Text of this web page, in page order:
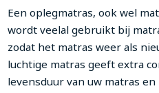
Een oplegmatras, ook wel
wordt veelal gebruikt bij
zodat het matras weer als
luchtige matras geeft extra
levensduur van uw matras